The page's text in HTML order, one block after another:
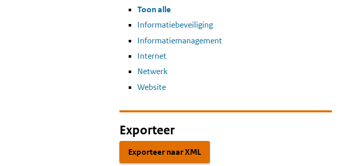
Toon alle
Informatiebeveiliging
Informatiemanagement
Internet
Netwerk
Website
Exporteer
Exporteer naar XML